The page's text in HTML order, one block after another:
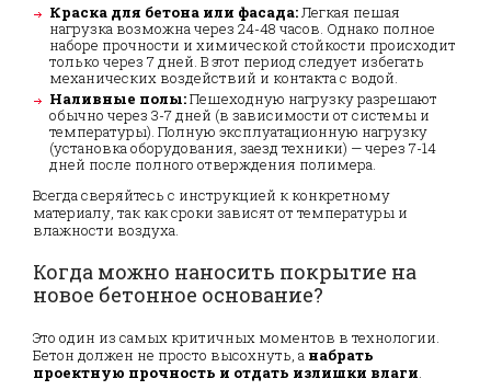
Краска для бетона или фасада:Легкая пешая
нагрузка возможна через 24-48 часов. Однако полное
наборе прочности и химической стойкости происходит
только через 7 дней. В этот период следует избегать
механических воздействий и контакта с водой.
Наливные полы:Пешеходную нагрузку разрешают
обычно через 3-7 дней (в зависимости от системы и
температуры). Полную эксплуатационную нагрузку
(установка оборудования, заезд техники) — через 7-14
дней после полного отверждения полимера.
Всегда сверяйтесь с инструкцией к конкретному
материалу, так как сроки зависят от температуры и
влажности воздуха.
Когда можно наносить покрытие на
новое бетонное основание?
Это один из самых критичных моментов в технологии.
Бетон должен не просто высохнуть, а набрать
проектную прочность и отдать излишки влаги.